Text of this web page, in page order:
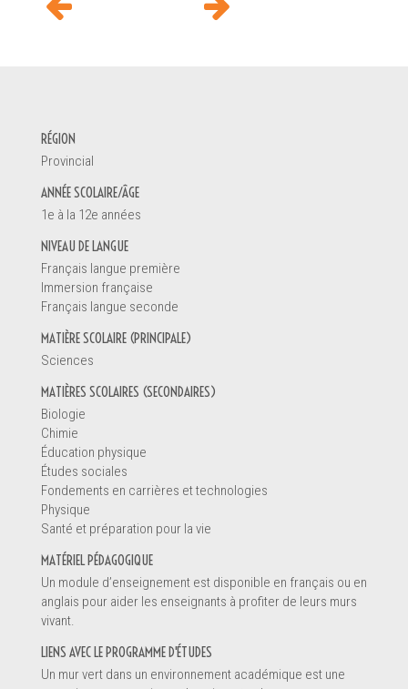
Votre nom *
Une direction d'école
Un éducateur de la petite enfance
Un parent
Un étudiant
Renseignements
RÉGION
Provincial
ANNÉE SCOLAIRE/ÂGE
1e à la 12e années
NIVEAU DE LANGUE
Français langue première
Immersion française
Français langue seconde
MATIÈRE SCOLAIRE (PRINCIPALE)
Sciences
MATIÈRES SCOLAIRES (SECONDAIRES)
Biologie
Chimie
Éducation physique
Études sociales
Fondements en carrières et technologies
Physique
Santé et préparation pour la vie
MATÉRIEL PÉDAGOGIQUE
Un module d’enseignement est disponible en français ou en
anglais pour aider les enseignants à profiter de leurs murs
vivant.
LIENS AVEC LE PROGRAMME D'ÉTUDES
Un mur vert dans un environnement académique est une